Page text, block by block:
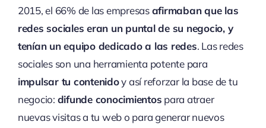
2015, el 66% de las empresasafirmaban que las
redes sociales eran un puntal de su negocio, y
tenían un equipo dedicado a las redes. Las redes
sociales son una herramienta potente para
impulsar tu contenidoy así reforzar la base de tu
negocio: difunde conocimientos para atraer
nuevas visitas a tu web o para generar nuevos